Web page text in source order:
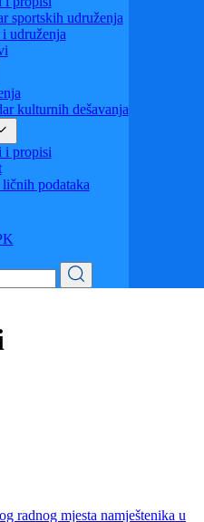
BPK
propisi
sportskih udruženja
udruženja
kulturnih dešavanja
propisi
podataka